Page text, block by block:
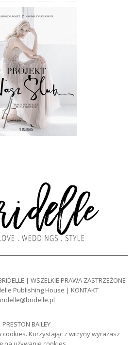
| WSZELKIE PRAWA ZASTRZEŻONE
Publishing House | KONTAKT
PRESTON BAILEY
Korzystając z witryny wyrażasz